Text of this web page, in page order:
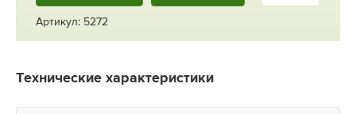
Артикул: 5272
Технические характеристики